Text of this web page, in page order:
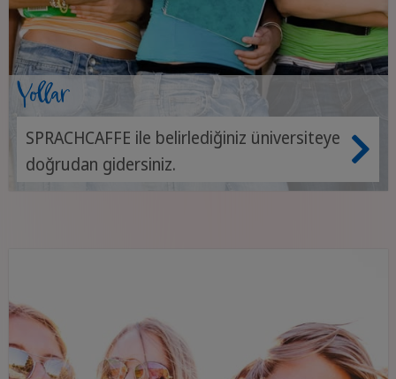
Yollar
SPRACHCAFFE ile belirlediğiniz üniversiteye
doğrudan gidersiniz.